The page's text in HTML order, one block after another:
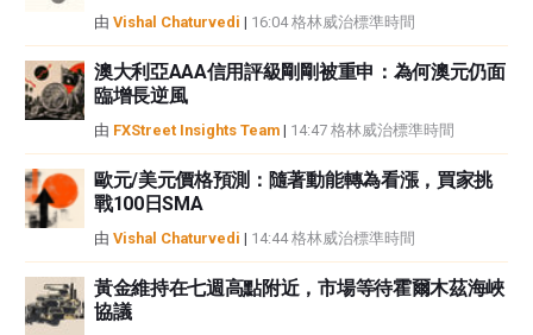
由 Vishal Chaturvedi | 16:04 格林威治標準時間
澳大利亞AAA信用評級剛剛被重申：為何澳元仍面
臨增長逆風
由 FXStreet Insights Team | 14:47 格林威治標準時間
歐元/美元價格預測：隨著動能轉為看漲，買家挑
戰100日SMA
由 Vishal Chaturvedi | 14:44 格林威治標準時間
黃金維持在七週高點附近，市場等待霍爾木茲海峽
協議